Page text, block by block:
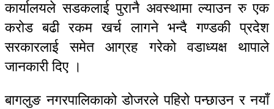
कार्यालयले सडकलाई पुरानै अवस्थामा ल्याउन रु एक
करोड बढी रकम खर्च लागने भन्दै गण्डकी प्रदेश
सरकारलाई समेत आग्रह गरेको वडाध्यक्ष थापाले
जानकारी दिए ।
बागलुङ नगरपालिकाको डोजरले पहिरो पन्छाउन र नयाँ